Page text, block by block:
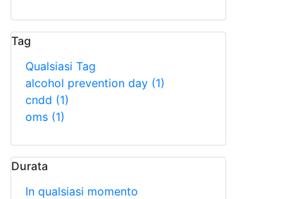
Tag
Qualsiasi Tag
alcohol prevention day (1)
cndd (1)
oms (1)
Durata
In qualsiasi momento